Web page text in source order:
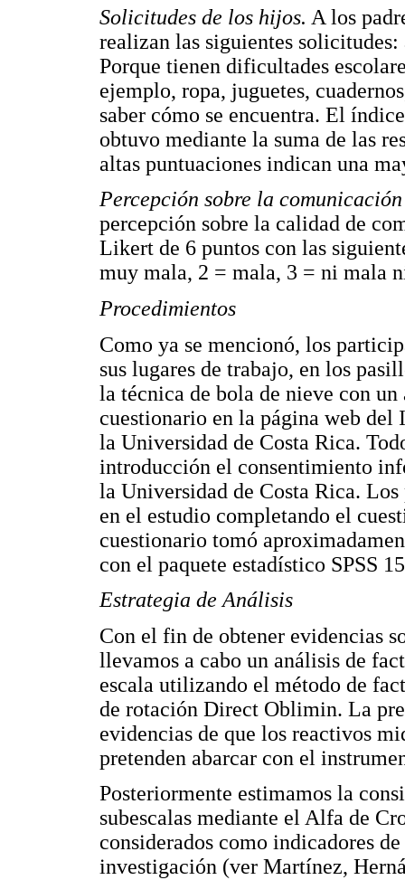
Solicitudes de los hijos. A los
realizan las siguientes
Porque tienen dificultades
ejemplo, ropa, juguetes,
saber cómo se encuentra. El
obtuvo mediante la suma de las
altas puntuaciones indican una
Percepción sobre la
percepción sobre la calidad de
Likert de 6 puntos con las
muy mala, 2 = mala, 3 = ni mala
Procedimientos
Como ya se mencionó, los
sus lugares de trabajo, en los
la técnica de bola de nieve con
cuestionario en la página web
la Universidad de Costa Rica.
introducción el consentimiento
la Universidad de Costa Rica.
en el estudio completando el
cuestionario tomó
con el paquete estadístico SPSS
Estrategia de Análisis
Con el fin de obtener evidencias
llevamos a cabo un análisis de
escala utilizando el método de
de rotación Direct Oblimin. La
evidencias de que los reactivos
pretenden abarcar con el
Posteriormente estimamos la
subescalas mediante el Alfa de
considerados como indicadores
investigación (ver Martínez,